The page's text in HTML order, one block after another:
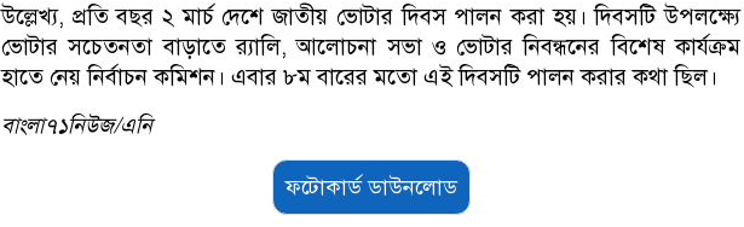
উল্লেখ্য, প্রতি বছর ২ মার্চ দেশে জাতীয় ভোটার দিবস পালন করা হয়। দিবসটি উপলক্ষ্যে
ভোটার সচেতনতা বাড়াতে র‍্যালি, আলোচনা সভা ও ভোটার নিবন্ধনের বিশেষ কার্যক্রম
হাতে নেয় নির্বাচন কমিশন। এবার ৮ম বারের মতো এই দিবসটি পালন করার কথা ছিল।
বাংলা৭১নিউজ/এনি
ফটোকার্ড ডাউনলোড